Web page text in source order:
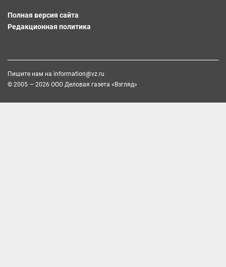
Полная версия сайта
Редакционная политика
Пишите нам на information@vz.ru
© 2005 — 2026 ООО Деловая газета «Взгляд»